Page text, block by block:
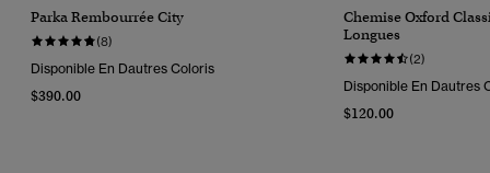
Parka Rembourrée City
(8)
Disponible En Dautres Coloris
$390.00
Chemise Oxford
Longues
(2)
Disponible En Dautres
$120.00